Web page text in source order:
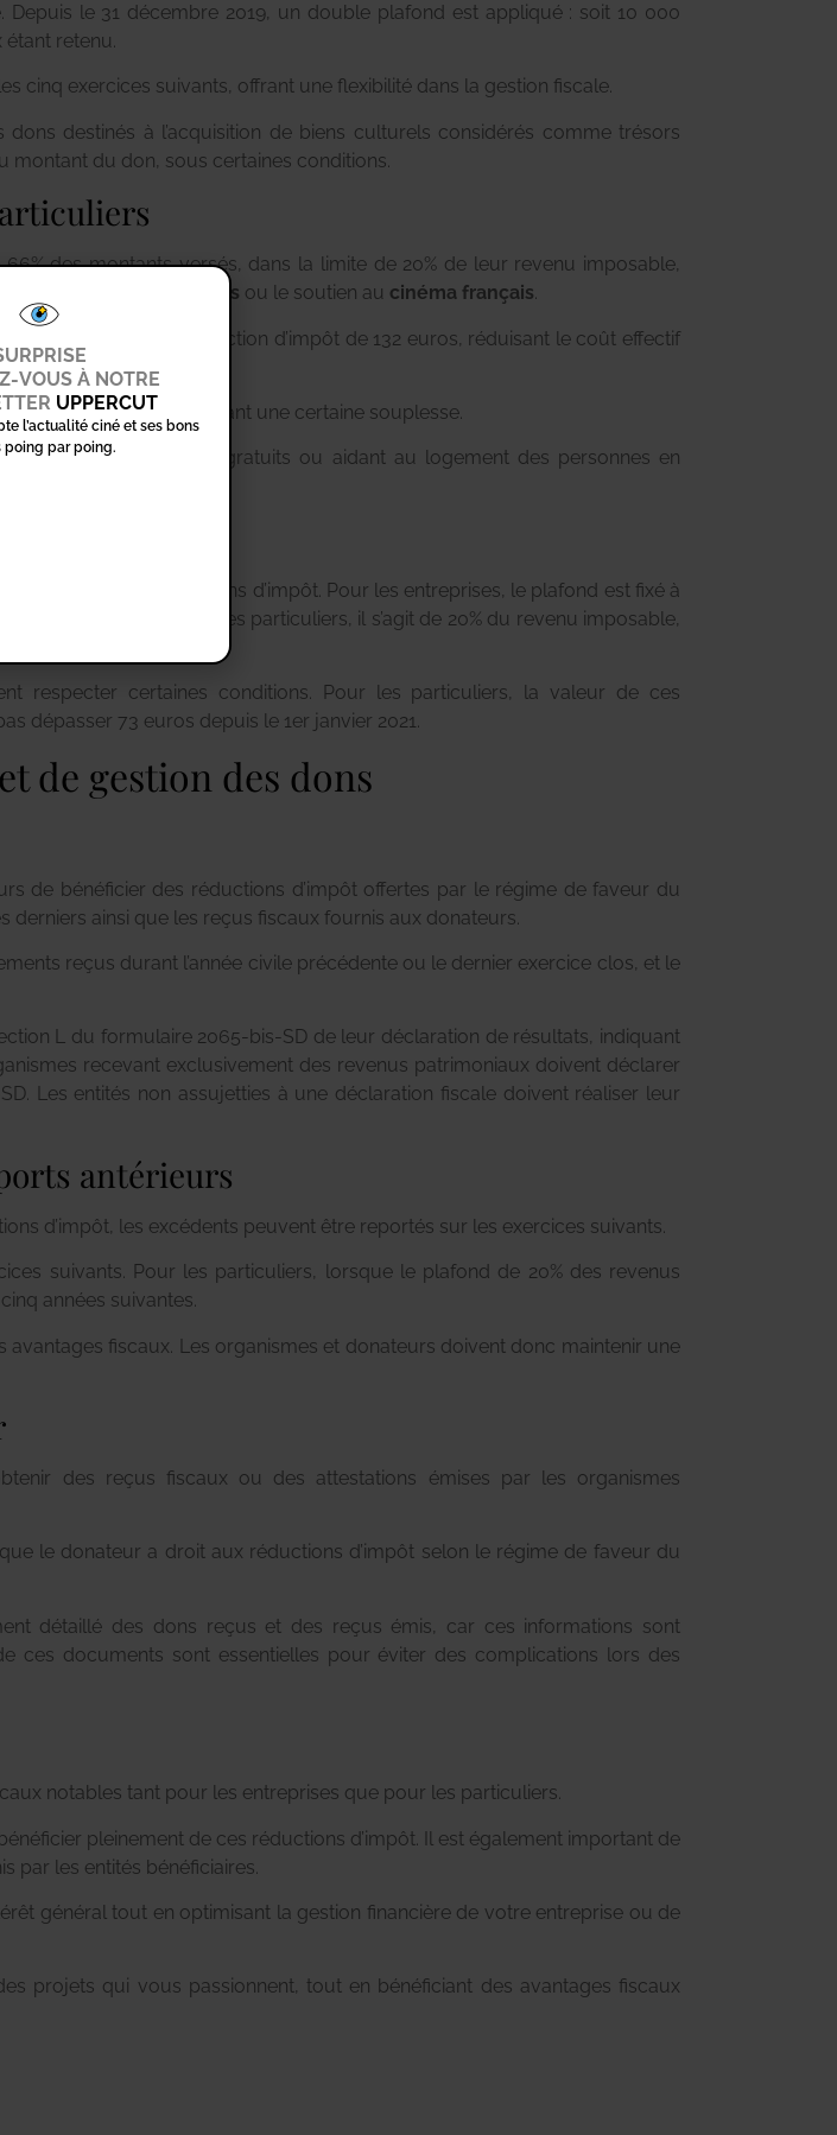
Depuis le 31 décembre 2019, un double plafond est appliqué : soit 10 000
étant retenu.
cinq exercices suivants, offrant une flexibilité dans la gestion fiscale.
destinés à l’acquisition de biens culturels considérés comme trésors
montant du don, sous certaines conditions.
66% des montants versés, dans la limite de 20% de leur revenu imposable,
et les associations ou le soutien au cinéma français.
bénéficier d’une réduction d’impôt de 132 euros, réduisant le coût effectif
enrichissants.
années suivantes, offrant une certaine souplesse.
des repas gratuits ou aidant au logement des personnes en
2023.
des réductions d’impôt. Pour les entreprises, le plafond est fixé à
pris en compte. Pour les particuliers, il s’agit de 20% du revenu imposable,
respecter certaines conditions. Pour les particuliers, la valeur de ces
dépasser 73 euros depuis le 1er janvier 2021.
de gestion des dons
de bénéficier des réductions d’impôt offertes par le régime de faveur du
ainsi que les reçus fiscaux fournis aux donateurs.
reçus durant l’année civile précédente ou le dernier exercice clos, et le
L du formulaire 2065-bis-SD de leur déclaration de résultats, indiquant
recevant exclusivement des revenus patrimoniaux doivent déclarer
Les entités non assujetties à une déclaration fiscale doivent réaliser leur
antérieurs
d’impôt, les excédents peuvent être reportés sur les exercices suivants.
suivants. Pour les particuliers, lorsque le plafond de 20% des revenus
années suivantes.
fiscaux. Les organismes et donateurs doivent donc maintenir une
des reçus fiscaux ou des attestations émises par les organismes
le donateur a droit aux réductions d’impôt selon le régime de faveur du
détaillé des dons reçus et des reçus émis, car ces informations sont
ces documents sont essentielles pour éviter des complications lors des
notables tant pour les entreprises que pour les particuliers.
pleinement de ces réductions d’impôt. Il est également important de
par les entités bénéficiaires.
général tout en optimisant la gestion financière de votre entreprise ou de
projets qui vous passionnent, tout en bénéficiant des avantages fiscaux
VOUS À NOTRE
UPPERCUT
l’actualité ciné et ses bons
poing par poing.